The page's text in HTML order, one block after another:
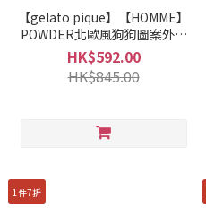
【gelato pique】【HOMME】
POWDER北歐風狗狗圖案外套
PMNT255943
HK$592.00
HK$845.00
1件7折